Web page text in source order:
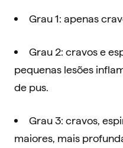
Grau 1: apenas
Grau 2: cravos e
pequenas lesões
de pus.
Grau 3: cravos,
maiores, mais